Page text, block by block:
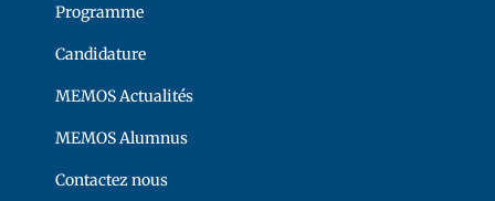
Programme
Candidature
MEMOS Actualités
MEMOS Alumnus
Contactez nous